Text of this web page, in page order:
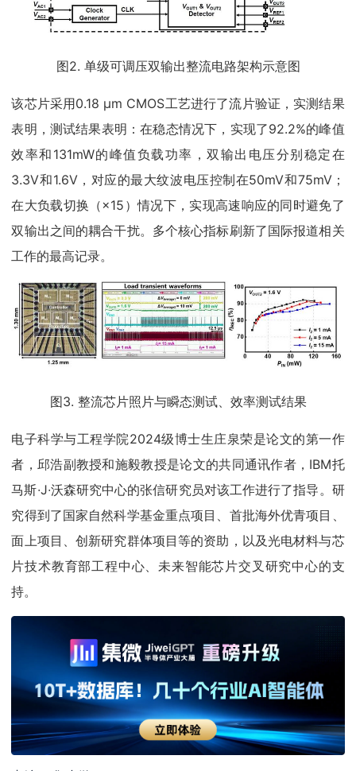
图2. 单级可调压双输出整流电路架构示意图
该芯片采用0.18 μm CMOS工艺进行了流片验证，实测结果
表明，测试结果表明：在稳态情况下，实现了92.2%的峰值
效率和131mW的峰值负载功率，双输出电压分别稳定在
3.3V和1.6V，对应的最大纹波电压控制在50mV和75mV；
在大负载切换（×15）情况下，实现高速响应的同时避免了
双输出之间的耦合干扰。多个核心指标刷新了国际报道相关
工作的最高记录。
图3. 整流芯片照片与瞬态测试、效率测试结果
电子科学与工程学院2024级博士生庄泉荣是论文的第一作
者，邱浩副教授和施毅教授是论文的共同通讯作者，IBM托
马斯∙J∙沃森研究中心的张信研究员对该工作进行了指导。研
究得到了国家自然科学基金重点项目、首批海外优青项目、
面上项目、创新研究群体项目等的资助，以及光电材料与芯
片技术教育部工程中心、未来智能芯片交叉研究中心的支
持。